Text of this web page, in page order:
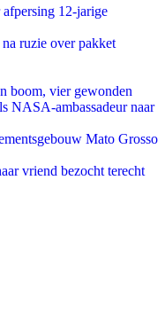
12-jarige
ruzie over pakket
boom, vier gewonden
NASA-ambassadeur naar
Mato Grosso
vriend bezocht terecht